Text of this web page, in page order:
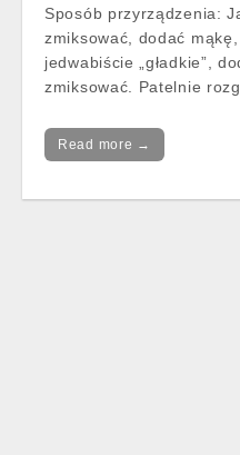
Sposób przyrządzenia:
zmiksować, dodać
jedwabiście „gładkie”,
zmiksować. Patelnie
Read more →